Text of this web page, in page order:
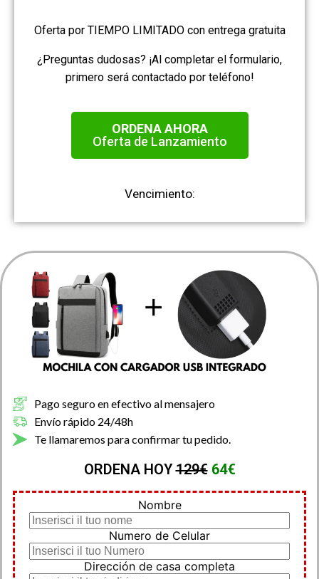
Oferta por TIEMPO LIMITADO con entrega gratuita
¿Preguntas dudosas? ¡Al completar el formulario,
primero será contactado por teléfono!
ORDENA AHORA
Oferta de Lanzamiento
Vencimiento:
Pago seguro en efectivo al mensajero
Envío rápido 24/48h
Te llamaremos para confirmar tu pedido.
ORDENA HOY129€ 64€
Nombre
Numero de Celular
Dirección de casa completa